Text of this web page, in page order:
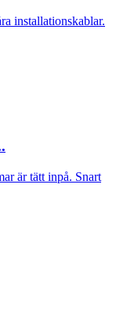
installationskablar.
är tätt inpå. Snart